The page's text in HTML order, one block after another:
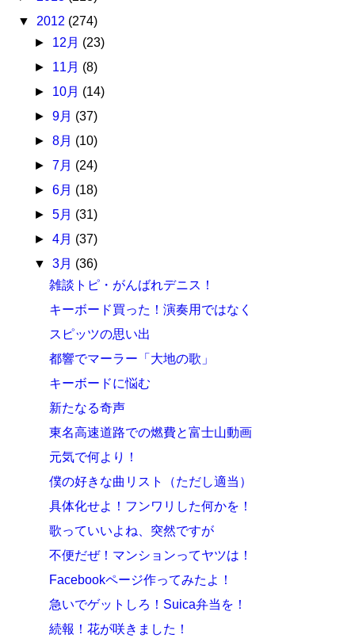
▼ 2012 (274)
► 12月 (23)
► 11月 (8)
► 10月 (14)
► 9月 (37)
► 8月 (10)
► 7月 (24)
► 6月 (18)
► 5月 (31)
► 4月 (37)
▼ 3月 (36)
雑談トピ・がんばれデニス！
キーボード買った！演奏用ではなく
スピッツの思い出
都響でマーラー「大地の歌」
キーボードに悩む
新たなる奇声
東名高速道路での燃費と富士山動画
元気で何より！
僕の好きな曲リスト（ただし適当）
具体化せよ！フンワリした何かを！
歌っていいよね、突然ですが
不便だぜ！マンションってヤツは！
Facebookページ作ってみたよ！
急いでゲットしろ！Suica弁当を！
続報！花が咲きました！